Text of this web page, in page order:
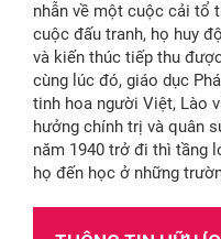
nhẫn về một cuộc cải tổ
cuộc đấu tranh, họ huy
và kiến thúc tiếp thu
cùng lúc đó, giáo dục
tinh hoa người Việt, Lào
hưởng chính trị và quân
năm 1940 trở đi thì tầng
họ đến học ở những